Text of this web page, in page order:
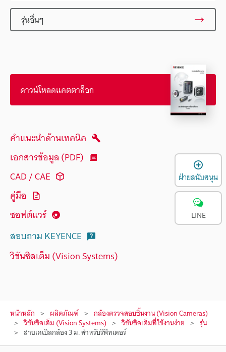
รุ่นอื่นๆ
ดาวน์โหลดแคตตาล็อก
คำแนะนำด้านเทคนิค
เอกสารข้อมูล (PDF)
CAD / CAE
คู่มือ
ซอฟต์แวร์
สอบถาม KEYENCE
วิชันซิสเต็ม (Vision Systems)
หน้าหลัก ผลิตภัณฑ์ กล้องตรวจสอบชิ้นงาน (Vision Cameras)
วิชันซิสเต็ม (Vision Systems) วิชันซิสเต็มที่ใช้งานง่าย รุ่น
สายเคเบิลกล้อง 3 ม. สำหรับรีพีทเตอร์
ฝ่ายสนับสนุน
LINE